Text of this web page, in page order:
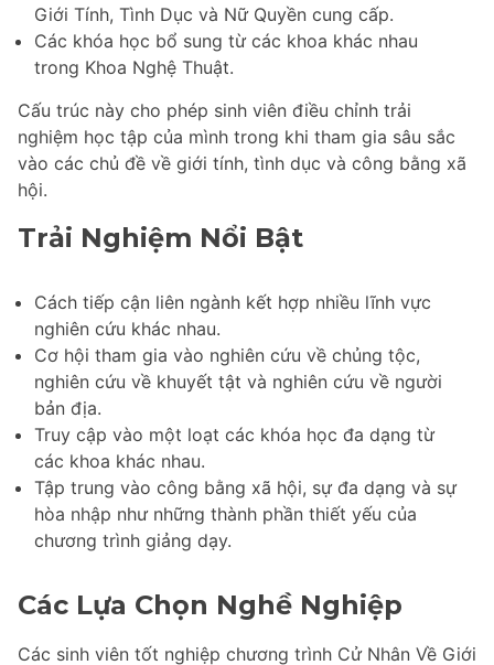
Giới Tính, Tình Dục và Nữ Quyền cung cấp.
Các khóa học bổ sung từ các khoa khác nhau
trong Khoa Nghệ Thuật.
Cấu trúc này cho phép sinh viên điều chỉnh trải
nghiệm học tập của mình trong khi tham gia sâu sắc
vào các chủ đề về giới tính, tình dục và công bằng xã
hội.
Trải Nghiệm Nổi Bật
Cách tiếp cận liên ngành kết hợp nhiều lĩnh vực
nghiên cứu khác nhau.
Cơ hội tham gia vào nghiên cứu về chủng tộc,
nghiên cứu về khuyết tật và nghiên cứu về người
bản địa.
Truy cập vào một loạt các khóa học đa dạng từ
các khoa khác nhau.
Tập trung vào công bằng xã hội, sự đa dạng và sự
hòa nhập như những thành phần thiết yếu của
chương trình giảng dạy.
Các Lựa Chọn Nghề Nghiệp
Các sinh viên tốt nghiệp chương trình Cử Nhân Về Giới